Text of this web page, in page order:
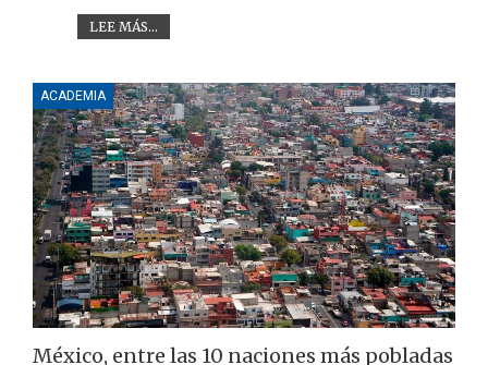
LEE MÁS...
ACADEMIA
México, entre las 10 naciones más pobladas